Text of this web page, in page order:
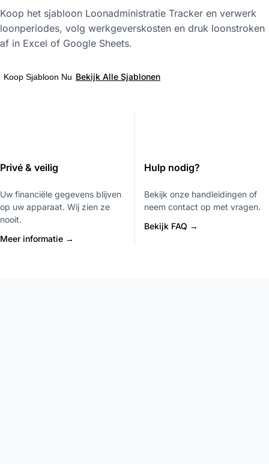
Koop het sjabloon Loonadministratie Tracker en verwerk
loonperiodes, volg werkgeverskosten en druk loonstroken
af in Excel of Google Sheets.
Koop Sjabloon Nu Bekijk Alle Sjablonen
Privé & veilig
Uw financiële gegevens blijven
op uw apparaat. Wij zien ze
nooit.
Meer informatie →
Hulp nodig?
Bekijk onze handleidingen of
neem contact op met vragen.
Bekijk FAQ →